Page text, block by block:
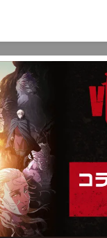
時点のものになります。